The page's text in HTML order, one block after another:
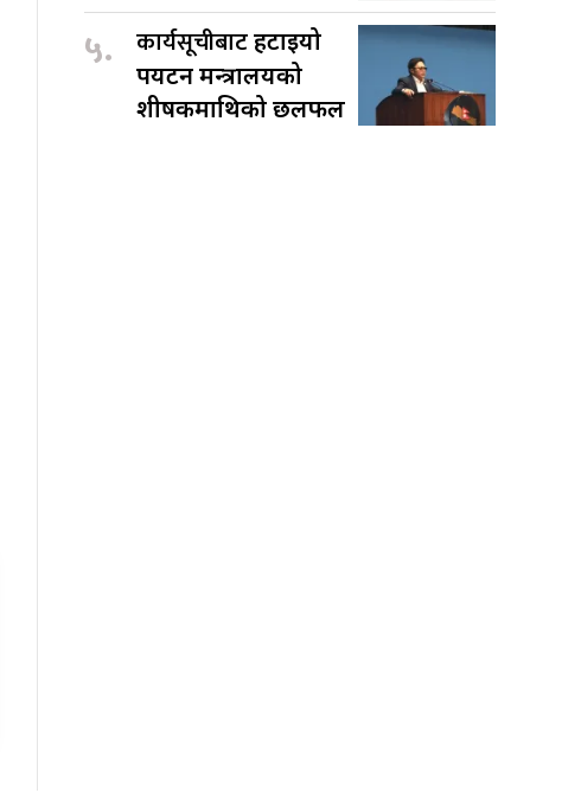
५. कार्यसूचीबाटहटाइयो
पर्यटन मन्त्रालयको
शीर्षकमाथिको छलफल